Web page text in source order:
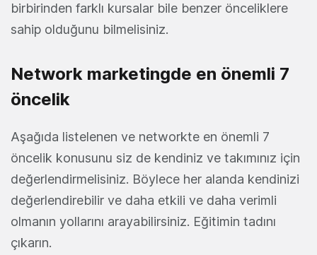
birbirinden farklı kursalar bile benzer önceliklere
sahip olduğunu bilmelisiniz.
Network marketingde en önemli 7
öncelik
Aşağıda listelenen ve networkte en önemli 7
öncelik konusunu siz de kendiniz ve takımınız için
değerlendirmelisiniz. Böylece her alanda kendinizi
değerlendirebilir ve daha etkili ve daha verimli
olmanın yollarını arayabilirsiniz. Eğitimin tadını
çıkarın.